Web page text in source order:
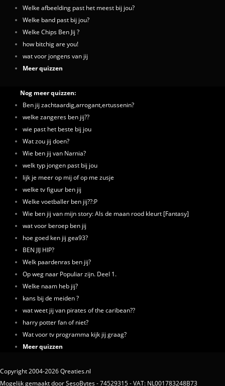
Welke afbeelding past het meest bij jou?
Welke band past bij jou?
Welke Chips Ben Jij ?
how bitchig are you!
wat voor jongens van jij
Meer quizzen
Nog meer quizzen:
Ben jij zachtaardig,arrogant,ertussenin?
welke zangeres ben jij??
wie past het beste bij jou
Wat zou jij doen?
Wie ben jij van Narnia?
welk typ jongen past bij jou
lijk je meer op mij of op me zusje
welke tv figuur ben jij
Welke voetballer ben jij??:P
Wie ben jij van mijn story: Als de maan rood kleurt [Fantasy]
wat voor beroep ben jij
hoe goed ken jij gea93?
BEN JIJ HIP?
Welk paardenras ben jij?
Op weg naar Populiar zijn. Deel 1.
Welke naam heb jij?
kans bij de meiden ?
wat weet jij van pirates of the caribean??
harry potter fan of niet?
Wat voor tv programma kijk jij graag?
Meer quizzen
Copyright 2004-2026 Qreaties.nl
Mogelijk gemaakt door SesoBytes - 74529315 - VAT: NL001783248B73